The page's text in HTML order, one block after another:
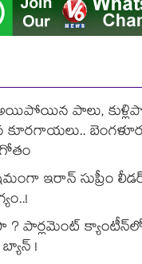
అయిపోయిన పాలు,
కూరగాయలు..
ఇరాన్ సుప్రీం
? పార్లమెంట్
బ్యాన్ !